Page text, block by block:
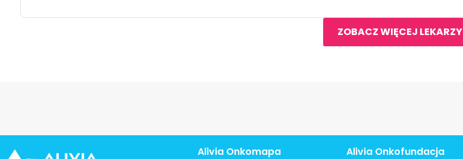
ZOBACZ WIĘCEJ LEKARZY
Alivia Onkomapa Alivia Onkofundacja